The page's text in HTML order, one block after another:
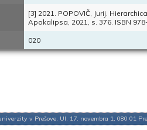
[3] 2021. POPOVIČ, Jurij.
Apokalipsa, 2021, s. 376. ISBN
020
v Prešove, Ul. 17. novembra 1, 080 01